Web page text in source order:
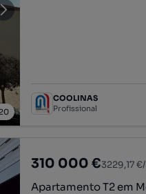
COOLINAS
Profissional
310 000 €3229,17
Apartamento T2 em